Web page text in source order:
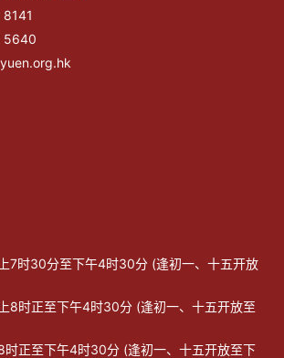
5640
7时30分至下午4时30分 (逢初一、十五开放
8时正至下午4时30分 (逢初一、十五开放至
时正至下午4时30分 (逢初一、十五开放至下